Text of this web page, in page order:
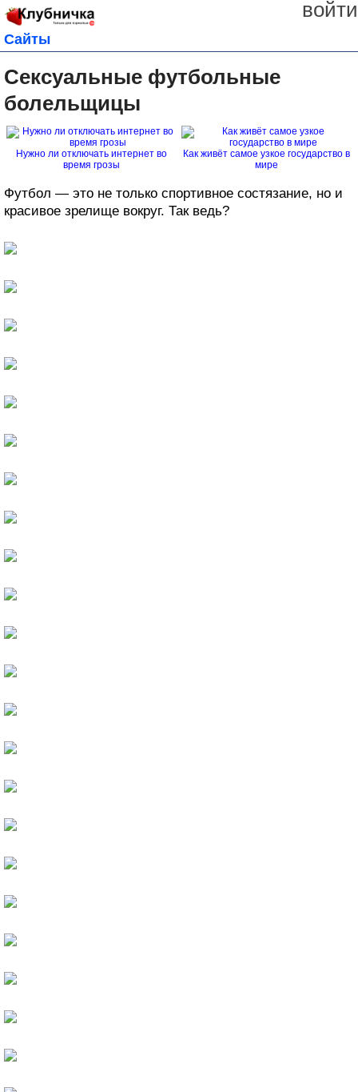
войти
Сайты
Сексуальные футбольные
болельщицы
Нужно ли отключать интернет во
время грозы
Как живёт самое узкое государство в
мире
Футбол — это не только спортивное состязание, но и
красивое зрелище вокруг. Так ведь?